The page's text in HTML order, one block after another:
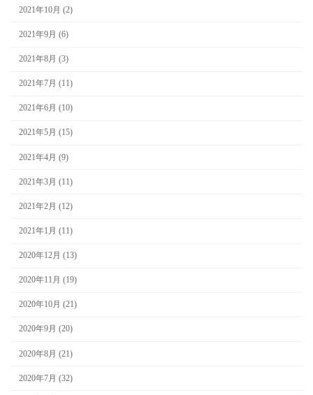
2021年10月 (2)
2021年9月 (6)
2021年8月 (3)
2021年7月 (11)
2021年6月 (10)
2021年5月 (15)
2021年4月 (9)
2021年3月 (11)
2021年2月 (12)
2021年1月 (11)
2020年12月 (13)
2020年11月 (19)
2020年10月 (21)
2020年9月 (20)
2020年8月 (21)
2020年7月 (32)